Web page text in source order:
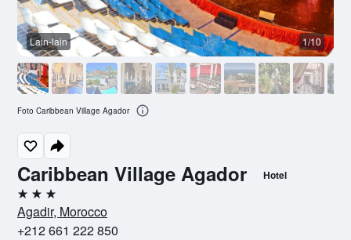
Caribbean Village Agador Hotel
3 bintang
Agadir, Morocco
+212 661 222 850
Lain-lain 1/10
Foto Caribbean Village Agador